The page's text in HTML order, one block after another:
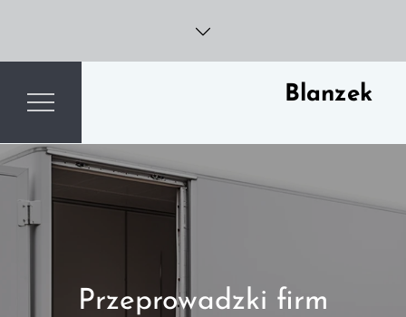
content
Blanzek
Przeprowadzki firm